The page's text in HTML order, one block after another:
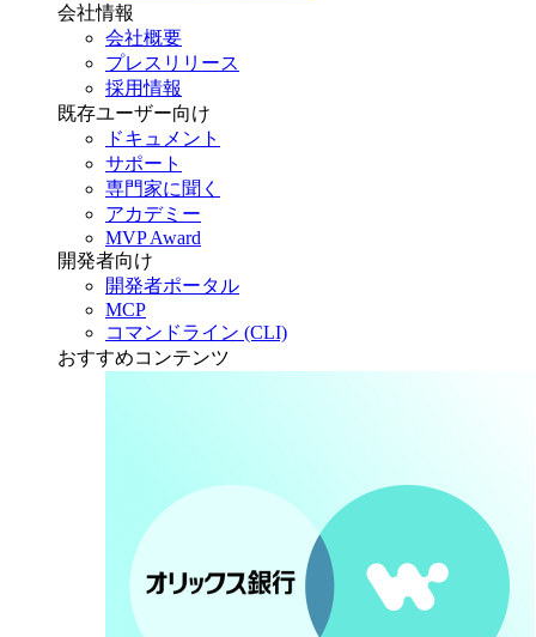
会社情報
会社概要
プレスリリース
採用情報
既存ユーザー向け
ドキュメント
サポート
専門家に聞く
アカデミー
MVP Award
開発者向け
開発者ポータル
MCP
コマンドライン (CLI)
おすすめコンテンツ